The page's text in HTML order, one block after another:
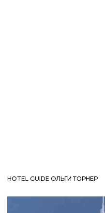
HOTEL GUIDE ОЛЬГИ ТОРНЕР